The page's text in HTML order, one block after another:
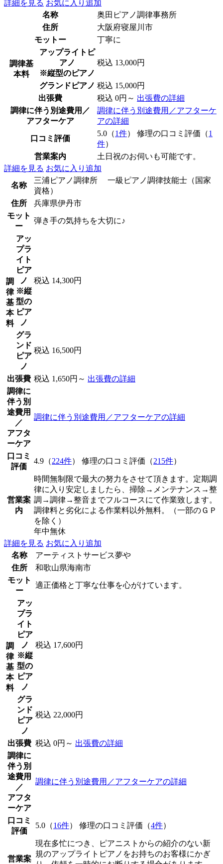
詳細を見る お気に入り追加
名称
奥田ピアノ調律事務所
住所
大阪府寝屋川市
モットー
丁寧に
調律基
本料
アップライトピ
アノ
※縦型のピアノ
税込 13,000円
グランドピアノ 税込 15,000円
出張費
税込 0円～ 出張費の詳細
調律に伴う別途費用／
アフターケア
調律に伴う別途費用／アフターケ
アの詳細
口コミ評価
5.0（1件） 修理の口コミ評価（1
件）
営業案内
土日祝のお伺いも可能です。
詳細を見る お気に入り追加
名称
三浦ピアノ調律所 一級ピアノ調律技能士（国家
資格）
住所
兵庫県伊丹市
モット
ー
弾き手の気持ちを大切に♪
調
律
基
本
料
アッ
プラ
イト
ピア
ノ
※縦
型の
ピア
ノ
税込 14,300円
グラ
ンド
ピア
ノ
税込 16,500円
出張費 税込 1,650円～ 出張費の詳細
調律に
伴う別
途費用
／
アフタ
ーケア
調律に伴う別途費用／アフターケアの詳細
口コミ
評価
4.9（224件） 修理の口コミ評価（215件）
営業案
内
時間無制限で最大の努力をさせて頂きます。定期調
律に入り安定しましたら、掃除→メンテナンス→整
調→調律→整音までフルコースにて作業致します。
調律料と劣化による作業料以外無料。（一部のＧＰ
を除く）
年中無休
詳細を見る お気に入り追加
名称
アーティストサービス夢や
住所
和歌山県海南市
モット
ー
適正価格と丁寧な仕事を心がけています。
調
律
基
本
料
アッ
プラ
イト
ピア
ノ
※縦
型の
ピア
ノ
税込 17,600円
グラ
ンド
ピア
ノ
税込 22,000円
出張費 税込 0円～ 出張費の詳細
調律に
伴う別
途費用
／
アフタ
ーケア
調律に伴う別途費用／アフターケアの詳細
口コミ
評価
5.0（16件） 修理の口コミ評価（4件）
営業案
現在多忙につき、ピアニストからの紹介のない新
規のアップライトピアノをお持ちのお客様にかぎ